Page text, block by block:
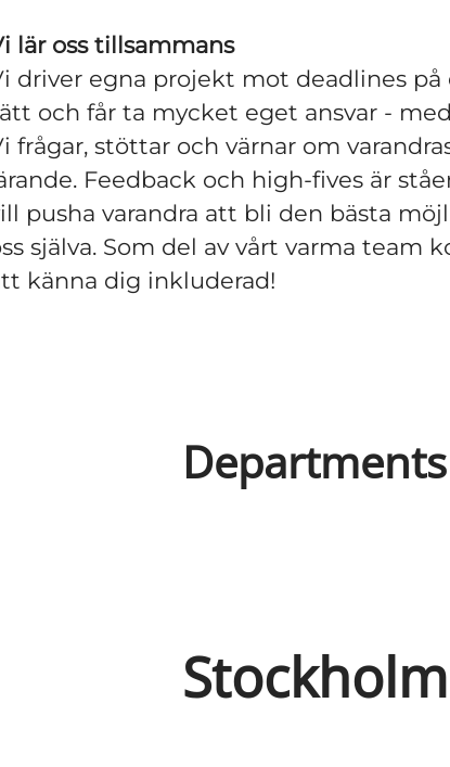
lär oss tillsammans
driver egna projekt mot deadlines
och får ta mycket eget ansvar -
frågar, stöttar och värnar om
Feedback och high-fives är
pusha varandra att bli den bästa
själva. Som del av vårt varma team
känna dig inkluderad!
Departments
Stockholm